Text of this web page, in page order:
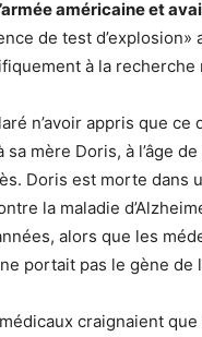
américaine et
de test d’explosion»
à la recherche
n’avoir appris que ce
mère Doris, à l’âge
Doris est morte dans
la maladie
alors que les
portait pas le gène de
craignaient que